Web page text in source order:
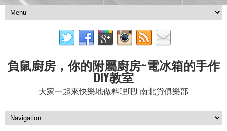
負鼠廚房，你的附屬廚房~電冰箱的手作
DIY教室
大家一起來快樂地做料理吧! 南北貨俱樂部